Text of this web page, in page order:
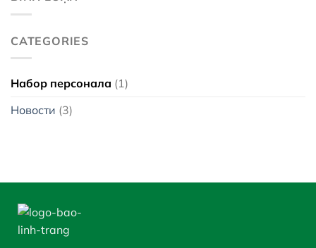
CATEGORIES
Набор персонала (1)
Новости (3)